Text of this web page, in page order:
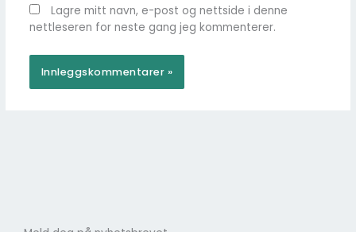
Lagre mitt navn, e-post og nettside i denne
nettleseren for neste gang jeg kommenterer.